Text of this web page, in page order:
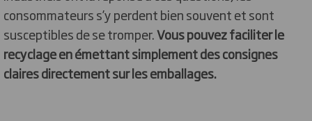
consommateurs s’y perdent bien souvent et sont
susceptibles de se tromper.Vous pouvez faciliter le
recyclage en émettant simplement des consignes
claires directement sur les emballages.